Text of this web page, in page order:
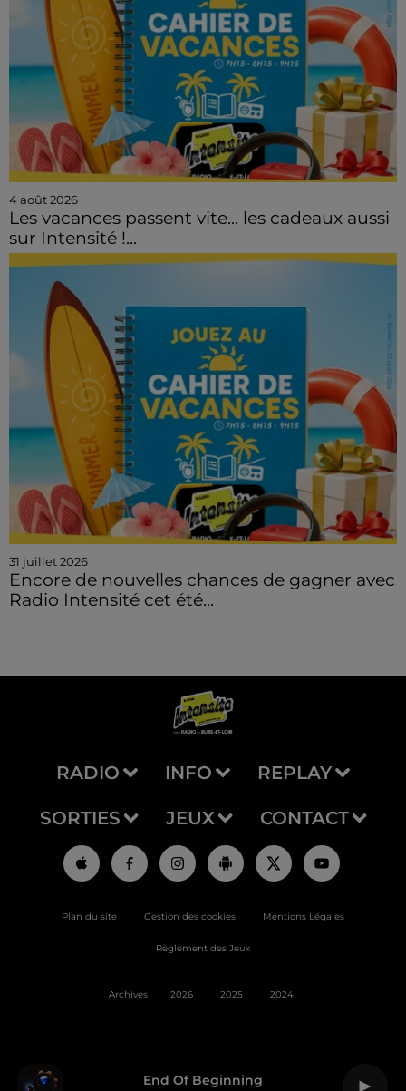
End Of Beginning
4 août 2026
Les vacances passent vite... les cadeaux aussi
sur Intensité !...
31 juillet 2026
Encore de nouvelles chances de gagner avec
Radio Intensité cet été...
RADIO INFO REPLAY
SORTIES JEUX CONTACT
Plan du site Gestion des cookies Mentions Légales
Règlement des Jeux
Archives 2026 2025 2024